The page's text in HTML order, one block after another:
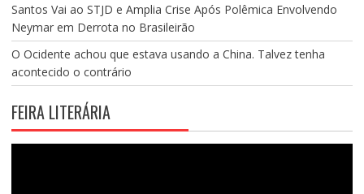
Santos Vai ao STJD e Amplia Crise Após Polêmica Envolvendo
Neymar em Derrota no Brasileirão
O Ocidente achou que estava usando a China. Talvez tenha
acontecido o contrário
FEIRA LITERÁRIA